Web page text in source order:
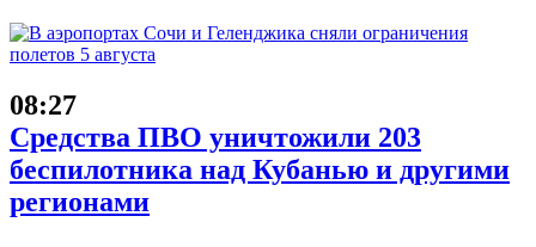
08:27
Средства ПВО уничтожили 203
беспилотника над Кубанью и другими
регионами